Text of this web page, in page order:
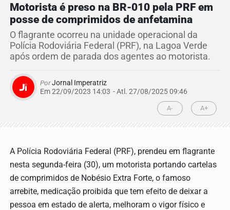
Motorista é preso na BR-010 pela PRF em
posse de comprimidos de anfetamina
O flagrante ocorreu na unidade operacional da
Polícia Rodoviária Federal (PRF), na Lagoa Verde
após ordem de parada dos agentes ao motorista.
PorJornal Imperatriz
Em 22/09/2023 14:03 - Atl. 27/08/2025 09:46
A- A+
A Polícia Rodoviária Federal (PRF), prendeu em flagrante
nesta segunda-feira (30), um motorista portando cartelas
de comprimidos de Nobésio Extra Forte, o famoso
arrebite, medicação proibida que tem efeito de deixar a
pessoa em estado de alerta, melhoram o vigor físico e